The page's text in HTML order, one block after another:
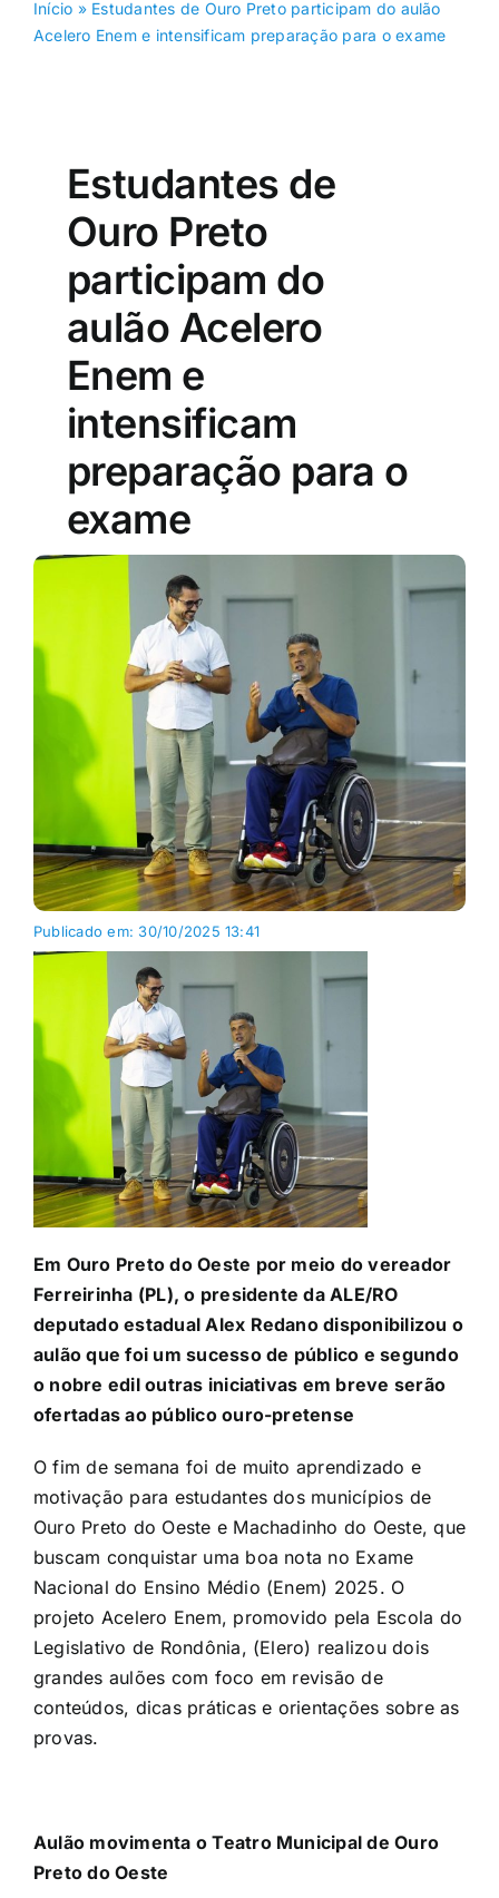
Início » Estudantes de Ouro Preto participam do aulão
Acelero Enem e intensificam preparação para o exame
Estudantes de
Ouro Preto
participam do
aulão Acelero
Enem e
intensificam
preparação para o
exame
Publicado em: 30/10/2025 13:41
Em Ouro Preto do Oeste por meio do vereador
Ferreirinha (PL), o presidente da ALE/RO
deputado estadual Alex Redano disponibilizou o
aulão que foi um sucesso de público e segundo
o nobre edil outras iniciativas em breve serão
ofertadas ao público ouro-pretense
O fim de semana foi de muito aprendizado e
motivação para estudantes dos municípios de
Ouro Preto do Oeste e Machadinho do Oeste, que
buscam conquistar uma boa nota no Exame
Nacional do Ensino Médio (Enem) 2025. O
projeto Acelero Enem, promovido pela Escola do
Legislativo de Rondônia, (Elero) realizou dois
grandes aulões com foco em revisão de
conteúdos, dicas práticas e orientações sobre as
provas.
Aulão movimenta o Teatro Municipal de Ouro
Preto do Oeste